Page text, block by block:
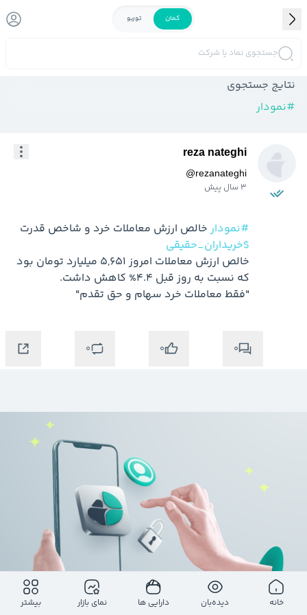
کمان توربو
جستجوی نماد یا شرکت
نتایج جستجوی
#نمودار
reza nateghi
@rezanateghi
3 سال پیش
#نمودار خالص ارزش معاملات خرد و شاخص قدرت
$خریداران_حقیقی
"فقط معاملات خرد سهام و حق تقدم"
0
0
0
خانه دیده‌بان دارایی ها نمای بازار بیشتر